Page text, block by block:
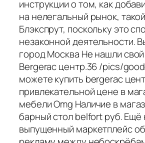
инструкции о том, как
на нелегальный рынок,
Блэкспрут, поскольку это
незаконной деятельности.
город Москва Не нашли
Bergerac центр.36 /pics/
можете купить bergerac
привлекательной цене в
мебели Omg Наличие в
барный стол belfort руб. Ещё
выпущенный маркетплейс